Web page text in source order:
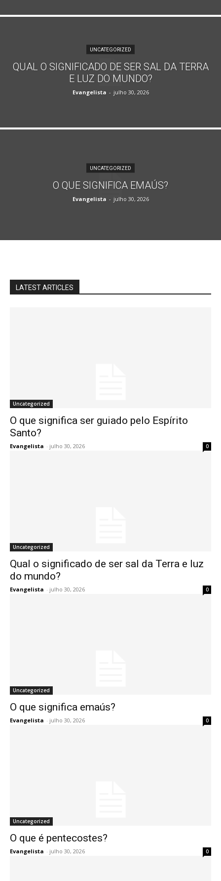
UNCATEGORIZED
QUAL O SIGNIFICADO DE SER SAL DA TERRA
E LUZ DO MUNDO?
Evangelista - julho 30, 2026
UNCATEGORIZED
O QUE SIGNIFICA EMAÚS?
Evangelista - julho 30, 2026
LATEST ARTICLES
Uncategorized
O que significa ser guiado pelo Espírito
Santo?
Evangelista - julho 30, 2026 0
Uncategorized
Qual o significado de ser sal da Terra e luz
do mundo?
Evangelista - julho 30, 2026 0
Uncategorized
O que significa emaús?
Evangelista - julho 30, 2026 0
Uncategorized
O que é pentecostes?
Evangelista - julho 30, 2026 0